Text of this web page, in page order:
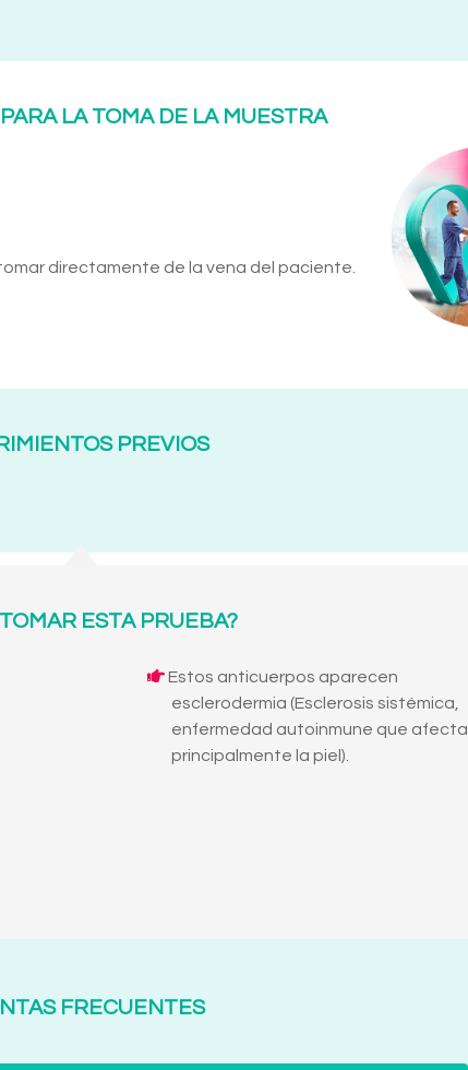
LA TOMA DE LA MUESTRA
directamente de la vena del paciente.
PREVIOS
ESTA PRUEBA?
Estos anticuerpos aparecen
esclerodermia (Esclerosis sistémica,
enfermedad autoinmune que afecta
principalmente la piel).
FRECUENTES